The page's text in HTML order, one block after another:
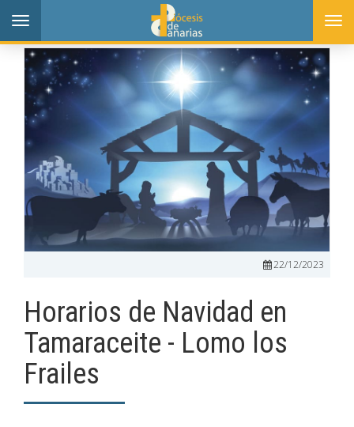
Toggle
navigation
22/12/2023
Horarios de Navidad en
Tamaraceite - Lomo los
Frailes